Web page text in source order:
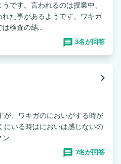
です。言われるのは授業中、
た事があるようです。ワキガ
検査の結...
3名が回答
navigate_next
が、ワキガのにおいがする時が
にいる時はにおいは感じないの
...
7名が回答